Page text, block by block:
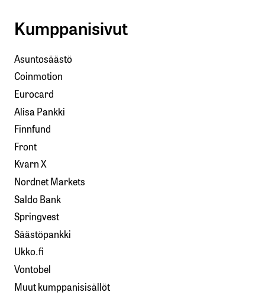
Kumppanisivut
Asuntosäästö
Coinmotion
Eurocard
Alisa Pankki
Finnfund
Front
Kvarn X
Nordnet Markets
Saldo Bank
Springvest
Säästöpankki
Ukko.fi
Vontobel
Muut kumppanisisällöt